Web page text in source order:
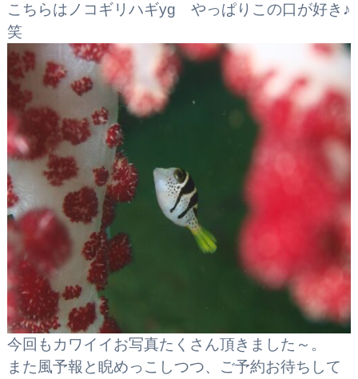
こちらはノコギリハギyg やっぱりこの口が好き♪
笑
今回もカワイイお写真たくさん頂きました～。
また風予報と睨めっこしつつ、ご予約お待ちして